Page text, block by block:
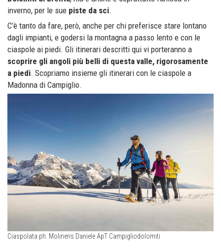
inverno, per le sue piste da sci.
C’è tanto da fare, però, anche per chi preferisce stare lontano
dagli impianti, e godersi la montagna a passo lento e con le
ciaspole ai piedi. Gli itinerari descritti qui vi porteranno a
scoprire gli angoli più belli di questa valle, rigorosamente
a piedi. Scopriamo insieme gli itinerari con le ciaspole a
Madonna di Campiglio.
Ciaspolata ph. Molineris Daniele ApT Campigliodolomiti